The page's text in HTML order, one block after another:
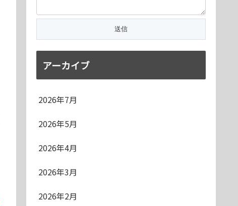
アーカイブ
2026年7月
2026年5月
2026年4月
2026年3月
2026年2月